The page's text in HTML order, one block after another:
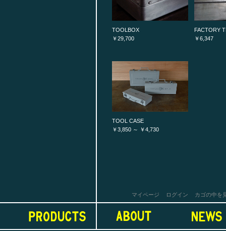
TOOLBOX
￥29,700
FACTORY
￥6,347
TOOL CASE
￥3,850 ～ ￥4,730
マイページ ログイン カゴの中を